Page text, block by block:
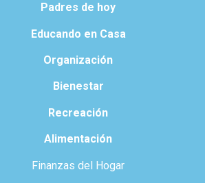
Padres de hoy
Educando en Casa
Organización
Bienestar
Recreación
Alimentación
Finanzas del Hogar